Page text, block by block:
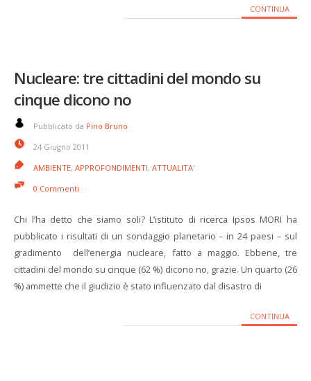
CONTINUA
Nucleare: tre cittadini del mondo su
cinque dicono no
Pubblicato da Pino Bruno
24 Giugno 2011
AMBIENTE, APPROFONDIMENTI, ATTUALITA'
0 Commenti
Chi l’ha detto che siamo soli? L’istituto di ricerca Ipsos MORI ha
pubblicato i risultati di un sondaggio planetario – in 24 paesi – sul
gradimento dell’energia nucleare, fatto a maggio. Ebbene, tre
cittadini del mondo su cinque (62 %) dicono no, grazie. Un quarto (26
%) ammette che il giudizio è stato influenzato dal disastro di
CONTINUA